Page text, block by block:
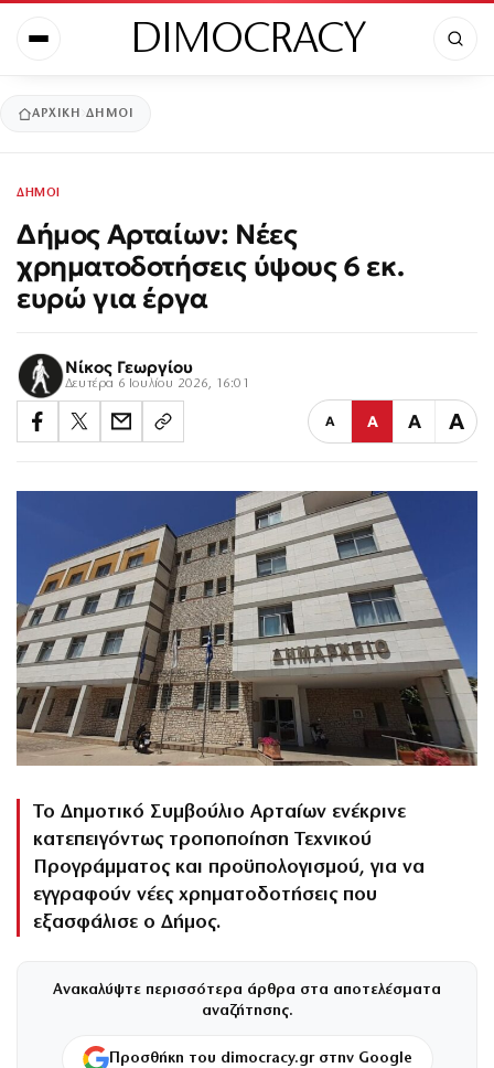
DIMOCRACY
ΑΡΧΙΚΉ ΔΗΜΟΙ
ΔΗΜΟΙ
Δήμος Αρταίων: Νέες
χρηματοδοτήσεις ύψους 6 εκ.
ευρώ για έργα
Νίκος Γεωργίου
Δευτέρα 6 Ιουλίου 2026, 16:01
Α Α Α Α
Το Δημοτικό Συμβούλιο Αρταίων ενέκρινε
κατεπειγόντως τροποποίηση Τεχνικού
Προγράμματος και προϋπολογισμού, για να
εγγραφούν νέες χρηματοδοτήσεις που
εξασφάλισε ο Δήμος.
Ανακαλύψτε περισσότερα άρθρα στα αποτελέσματα
αναζήτησης.
Προσθήκη του dimocracy.gr στην Google